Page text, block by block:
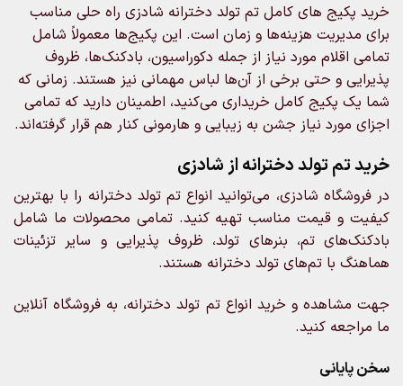
خرید پکیج‌ های کامل تم تولد دخترانه شادزی راه حلی مناسب
برای مدیریت هزینه‌ها و زمان است. این پکیج‌ها معمولاً شامل
تمامی اقلام مورد نیاز از جمله دکوراسیون، بادکنک‌ها، ظروف
پذیرایی و حتی برخی از آن‌ها لباس مهمانی نیز هستند. زمانی که
شما یک پکیج کامل خریداری می‌کنید، اطمینان دارید که تمامی
اجزای مورد نیاز جشن به زیبایی و هارمونی کنار هم قرار گرفته‌اند.
خرید تم تولد دخترانه از شادزی
در فروشگاه شادزی، می‌توانید انواع تم تولد دخترانه را با بهترین
کیفیت و قیمت مناسب تهیه کنید. تمامی محصولات ما شامل
بادکنک‌های تم، بنرهای تولد، ظروف پذیرایی و سایر تزئینات
هماهنگ با تم‌های تولد دخترانه هستند.
جهت مشاهده و خرید انواع تم تولد دخترانه، به فروشگاه آنلاین
ما مراجعه کنید.
سخن پایانی